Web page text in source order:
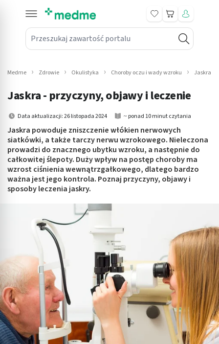
Przeszukaj zawartość portalu
Koszyk
submenu: Leki na receptę
submenu: Kosmetyki
submenu: Higiena
submenu: Sprzęt medyczny
submenu: Intymne
submenu: Wellness
Medme Zdrowie Okulistyka Choroby oczu i wady wzroku Jaskra
Jaskra - przyczyny, objawy i leczenie
Data aktualizacji: 26 listopada 2024 ~ ponad 10 minut czytania
Jaskra powoduje zniszczenie włókien nerwowych
siatkówki, a także tarczy nerwu wzrokowego. Nieleczona
prowadzi do znacznego ubytku wzroku, a następnie do
całkowitej ślepoty. Duży wpływ na postęp choroby ma
wzrost ciśnienia wewnątrzgałkowego, dlatego bardzo
ważna jest jego kontrola. Poznaj przyczyny, objawy i
sposoby leczenia jaskry.